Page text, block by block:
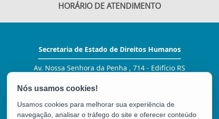
HORÁRIO DE ATENDIMENTO
Secretaria de Estado de Direitos Humanos
Av. Nossa Senhora da Penha , 714 - Edifício RS
CEP: 29055-130 - Vitória / ES
E-mail:gabinete@sedh.es.gov.br
Usamos cookies para melhorar sua experiência de
navegação, analisar o tráfego do site e oferecer conteúdo